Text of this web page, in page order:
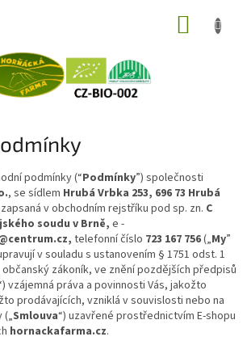
podmínky (“Podmínky”) společnosti
, se sídlem Hrubá Vrbka 253, 696 73 Hrubá
v obchodním rejstříku pod sp. zn. C
soudu v Brně, e -
telefonní číslo 723 167 756(„My”
v souladu s ustanovením § 1751 odst. 1
občanský zákoník, ve znění pozdějších předpisů
vzájemná práva a povinnosti Vás, jakožto
prodávajících, vzniklá v souvislosti nebo na
(„Smlouva“) uzavřené prostřednictvím E-shopu
hornackafarma.cz.